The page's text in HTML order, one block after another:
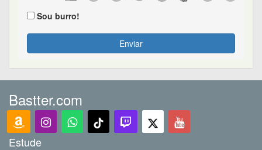
Sou burro!
Enviar
Bastter.com
Estude